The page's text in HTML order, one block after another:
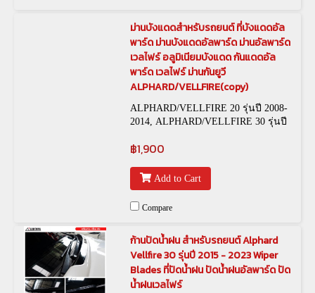
ม่านบังแดดสำหรับรถยนต์ ที่บังแดดอัล
พาร์ด ม่านบังแดดอัลพาร์ด ม่านอัลพาร์ด
เวลไฟร์ อลูมิเนียมบังแดด กันแดดอัล
พาร์ด เวลไฟร์ ม่านกันยูวี
ALPHARD/VELLFIRE(copy)
ALPHARD/VELLFIRE 20 รุ่นปี 2008-
2014, ALPHARD/VELLFIRE 30 รุ่นปี
อัลพาร์ด,เวลไฟร์ *
฿1,900
Add to Cart
Compare
ก้านปัดน้ำฝน สำหรับรถยนต์ Alphard
Vellfire 30 รุ่นปี 2015 - 2023 Wiper
Blades ที่ปัดน้ำฝน ปัดน้ำฝนอัลพาร์ด ปัด
น้ำฝนเวลไฟร์